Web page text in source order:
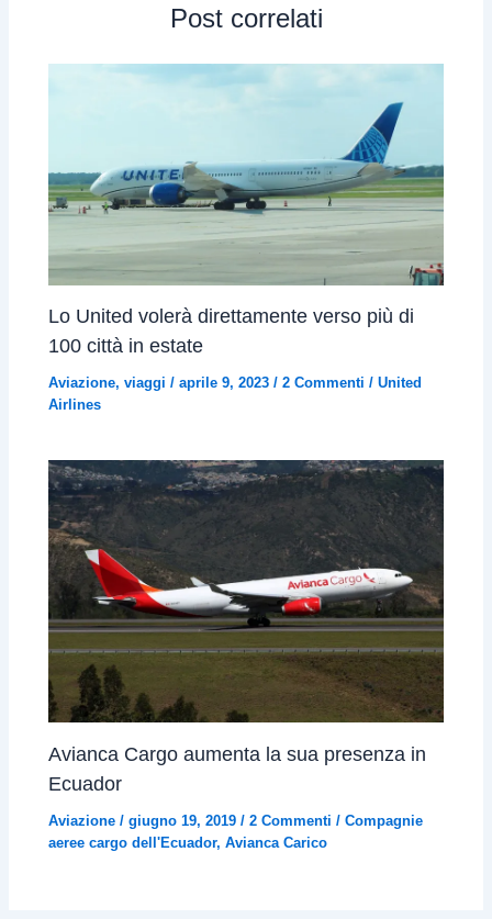
Post correlati
Lo United volerà direttamente verso più di
100 città in estate
Aviazione,viaggi /aprile 9, 2023/2 Commenti /United
Airlines
Avianca Cargo aumenta la sua presenza in
Ecuador
Aviazione /giugno 19, 2019/2 Commenti /Compagnie
aeree cargo dell'Ecuador,Avianca Carico